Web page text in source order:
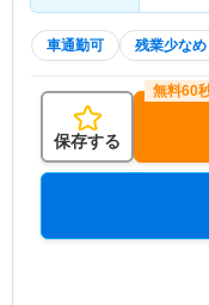
車通勤可 残業少なめ
保存する